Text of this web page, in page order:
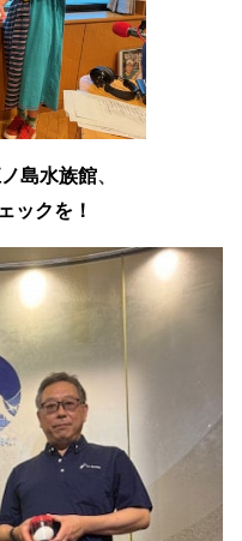
島水族館、
ックを！